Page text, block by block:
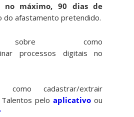
no máximo, 90 dias de
do afastamento pretendido.
como
processos digitais no
cadastrar/extrair
Talentos peloaplicativo ou